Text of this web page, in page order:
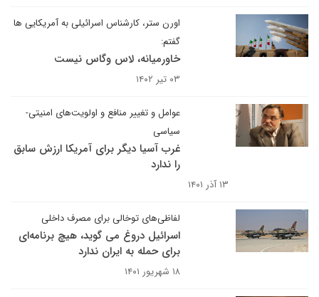
اورن ستر، کارشناس اسرائیلی به آمریکایی ‎ها
گفتم:
خاورمیانه، لاس وگاس نیست
۰۳ تیر ۱۴۰۲
عوامل و تغییر منافع و اولویت‌های امنیتی-
سیاسی
غرب آسیا دیگر برای آمریکا ارزش سابق
را ندارد
۱۳ آذر ۱۴۰۱
لفاظی‌های توخالی برای مصرف داخلی
اسرائیل دروغ می گوید، هیچ برنامه‌ای
برای حمله به ایران ندارد
۱۸ شهریور ۱۴۰۱